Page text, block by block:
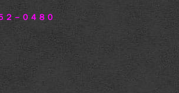
２－０４８０